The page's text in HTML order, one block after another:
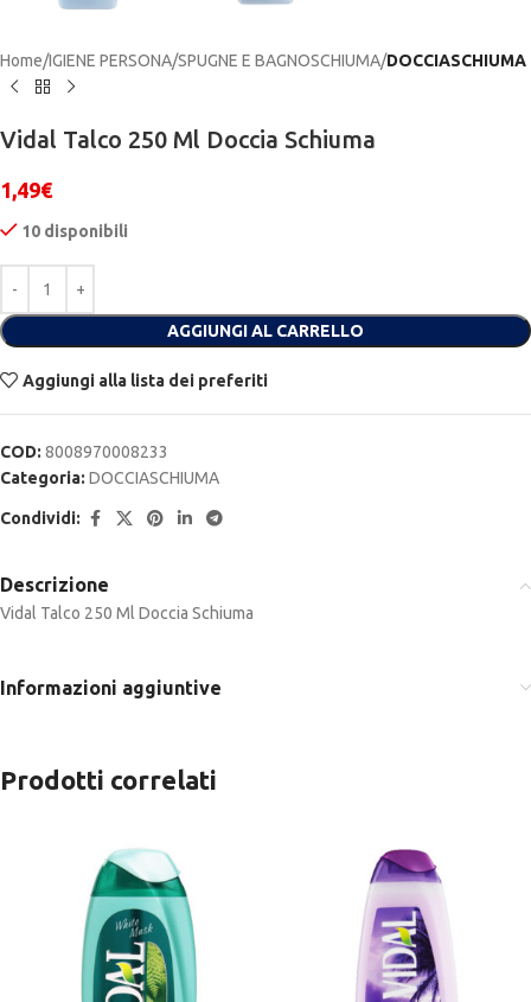
Home IGIENE PERSONA SPUGNE E BAGNOSCHIUMA DOCCIASCHIUMA
Vidal Talco 250 Ml Doccia Schiuma
1,49€
10 disponibili
AGGIUNGI AL CARRELLO
Aggiungi alla lista dei preferiti
COD: 8008970008233
Categoria: DOCCIASCHIUMA
Condividi:
Descrizione
Vidal Talco 250 Ml Doccia Schiuma
Informazioni aggiuntive
Prodotti correlati